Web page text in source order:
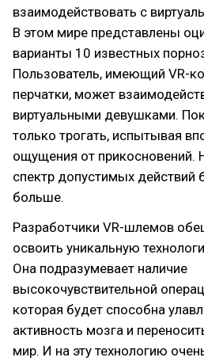
взаимодействовать с
В этом мире представлены
варианты 10 известных
Пользователь, имеющий VR-
перчатки, может
виртуальными девушками.
только трогать, испытывая
ощущения от прикосновений.
спектр допустимых действий
больше.
Разработчики VR-шлемов
освоить уникальную
Она подразумевает наличие
высокочувствительной
которая будет способна
активность мозга и
мир. И на эту технологию